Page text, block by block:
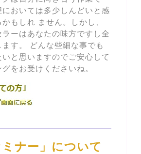
おいては多少しんどいと感
もしれ ません。しかし、
ーはあなたの味方ですし全
す。 どんな些細な事でも
と思いますのでご安心して
をお受けくださいね。
ミナー」について